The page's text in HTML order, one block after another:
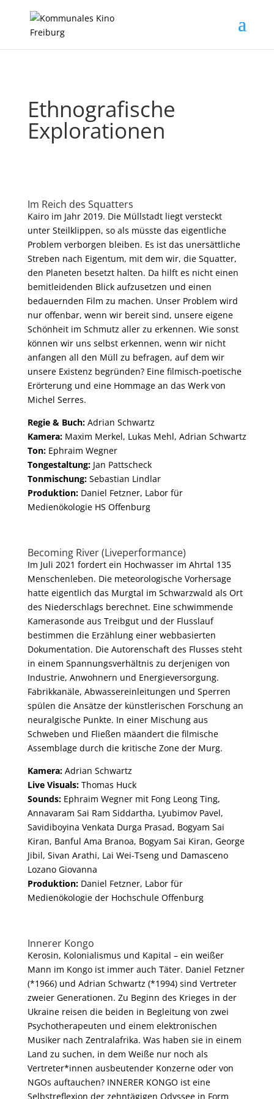
Ethnografische
Explorationen
Im Reich des Squatters
Kairo im Jahr 2019. Die Müllstadt liegt versteckt
unter Steilklippen, so als müsste das eigentliche
Problem verborgen bleiben. Es ist das unersättliche
Streben nach Eigentum, mit dem wir, die Squatter,
den Planeten besetzt halten. Da hilft es nicht einen
bemitleidenden Blick aufzusetzen und einen
bedauernden Film zu machen. Unser Problem wird
nur offenbar, wenn wir bereit sind, unsere eigene
Schönheit im Schmutz aller zu erkennen. Wie sonst
können wir uns selbst erkennen, wenn wir nicht
anfangen all den Müll zu befragen, auf dem wir
unsere Existenz begründen? Eine filmisch-poetische
Erörterung und eine Hommage an das Werk von
Michel Serres.
Regie & Buch:Adrian Schwartz
Kamera:Maxim Merkel, Lukas Mehl, Adrian Schwartz
Ton:Ephraim Wegner
Tongestaltung:Jan Pattscheck
Tonmischung:Sebastian Lindlar
Produktion:Daniel Fetzner, Labor für
Medienökologie HS Offenburg
Becoming River (Liveperformance)
Im Juli 2021 fordert ein Hochwasser im Ahrtal 135
Menschenleben. Die meteorologische Vorhersage
hatte eigentlich das Murgtal im Schwarzwald als Ort
des Niederschlags berechnet. Eine schwimmende
Kamerasonde aus Treibgut und der Flusslauf
bestimmen die Erzählung einer webbasierten
Dokumentation. Die Autorenschaft des Flusses steht
in einem Spannungsverhältnis zu derjenigen von
Industrie, Anwohnern und Energieversorgung.
Fabrikkanäle, Abwassereinleitungen und Sperren
spülen die Ansätze der künstlerischen Forschung an
neuralgische Punkte. In einer Mischung aus
Schweben und Fließen mäandert die filmische
Assemblage durch die kritische Zone der Murg.
Kamera:Adrian Schwartz
Live Visuals:Thomas Huck
Sounds:Ephraim Wegner mit Fong Leong Ting,
Annavaram Sai Ram Siddartha, Lyubimov Pavel,
Savidiboyina Venkata Durga Prasad, Bogyam Sai
Kiran, Banful Ama Branoa, Bogyam Sai Kiran, George
Jibil, Sivan Arathi, Lai Wei-Tseng und Damasceno
Lozano Giovanna
Produktion:Daniel Fetzner, Labor für
Medienökologie der Hochschule Offenburg
Innerer Kongo
Kerosin, Kolonialismus und Kapital – ein weißer
Mann im Kongo ist immer auch Täter. Daniel Fetzner
(*1966) und Adrian Schwartz (*1994) sind Vertreter
zweier Generationen. Zu Beginn des Krieges in der
Ukraine reisen die beiden in Begleitung von zwei
Psychotherapeuten und einem elektronischen
Musiker nach Zentralafrika. Was haben sie in einem
Land zu suchen, in dem Weiße nur noch als
Vertreter*innen ausbeutender Konzerne oder von
NGOs auftauchen? INNERER KONGO ist eine
Selbstreflexion der zehntägigen Odyssee in Form